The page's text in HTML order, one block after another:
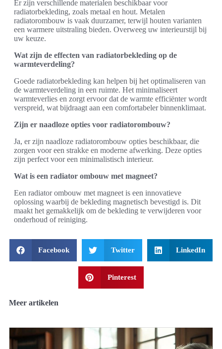
Er zijn verschillende materialen beschikbaar voor
radiatorbekleding, zoals metaal en hout. Metalen
radiatorombouw is vaak duurzamer, terwijl houten varianten
een warmere uitstraling bieden. Overweeg uw interieurstijl bij
uw keuze.
Wat zijn de effecten van radiatorbekleding op de
warmteverdeling?
Goede radiatorbekleding kan helpen bij het optimaliseren van
de warmteverdeling in een ruimte. Het minimaliseert
warmteverlies en zorgt ervoor dat de warmte efficiënter wordt
verspreid, wat bijdraagt aan een comfortabeler binnenklimaat.
Zijn er naadloze opties voor radiatorombouw?
Ja, er zijn naadloze radiatorombouw opties beschikbaar, die
zorgen voor een strakke en moderne afwerking. Deze opties
zijn perfect voor een minimalistisch interieur.
Wat is een radiator ombouw met magneet?
Een radiator ombouw met magneet is een innovatieve
oplossing waarbij de bekleding magnetisch bevestigd is. Dit
maakt het gemakkelijk om de bekleding te verwijderen voor
onderhoud of reiniging.
Facebook Twitter LinkedIn
Pinterest
Meer artikelen